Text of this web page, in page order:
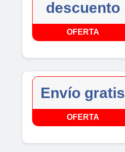
descuento
OFERTA
Envío gratis
OFERTA